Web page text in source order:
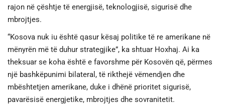
rajon në çështje të energjisë, teknologjisë, sigurisë dhe
mbrojtjes.
“Kosova nuk iu është qasur kësaj politike të re amerikane në
mënyrën më të duhur strategjike”, ka shtuar Hoxhaj. Ai ka
theksuar se koha është e favorshme për Kosovën që, përmes
një bashkëpunimi bilateral, të rikthejë vëmendjen dhe
mbështetjen amerikane, duke i dhënë prioritet sigurisë,
pavarësisë energjetike, mbrojtjes dhe sovranitetit.